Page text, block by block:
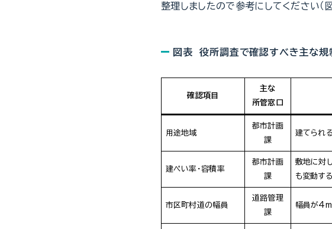
整理しましたので参考にしてください（図
図表 役所調査で確認すべき主な規
確認項目
主な
所管窓口
用途地域
都市計画
課
建てられ
建ぺい率・容積率
都市計画
課
敷地に対
も変動する
市区町村道の幅員
道路管理
課
幅員が4m